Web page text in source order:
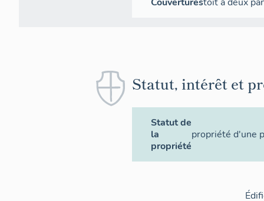
Statut, intérêt et
Statut de
la
propriété
propriété d'une